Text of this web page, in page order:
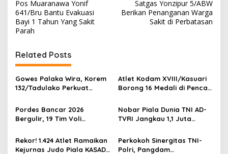
s
t
a
v
i
a
i
Pos Muaranawa Yonif
641/Bru Bantu Evakuasi
Bayi 1 Tahun Yang Sakit
Parah
Satgas Yonzipur 5/ABW
Berikan Penanganan Warga
Sakit di Perbatasan
Related Posts
Gowes Palaka Wira, Korem
132/Tadulako Perkuat
Atlet Kodam XVIII/Kasuari
Borong 16 Medali di Pencak
Barat Daya
Pordes Bancar 2026
Bergulir, 19 Tim Voli
Nobar Piala Dunia TNI AD-
TVRI Jangkau 1,1 Juta
Terdongkrak
Rekor! 1.424 Atlet Ramaikan
Kejurnas Judo Piala KASAD
Perkokoh Sinergitas TNI-
Polri, Pangdam